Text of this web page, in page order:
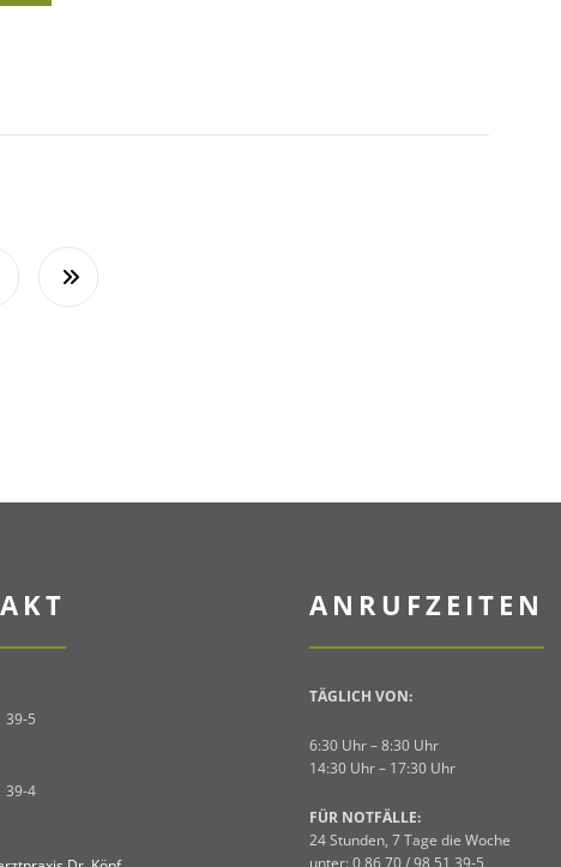
39-5
39-4
ANRUFZEITEN
TÄGLICH VON:
6:30 Uhr – 8:30 Uhr
14:30 Uhr – 17:30 Uhr
FÜR NOTFÄLLE:
24 Stunden, 7 Tage die Woche
unter: 0 86 70 / 98 51 39-5